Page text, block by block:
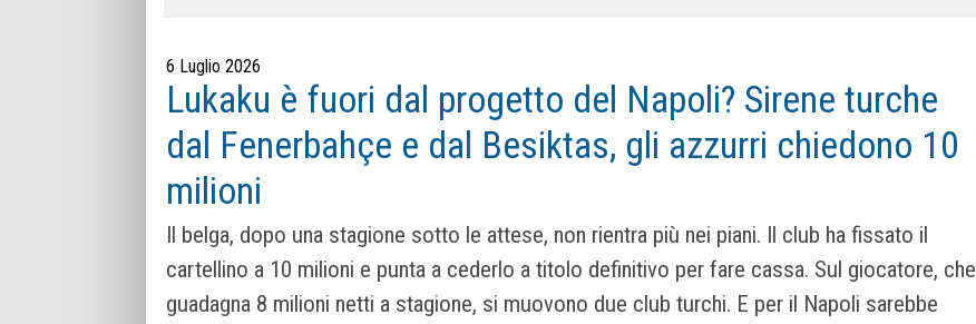
6 Luglio 2026
Lukaku è fuori dal progetto del Napoli? Sirene turche
dal Fenerbahçe e dal Besiktas, gli azzurri chiedono 10
milioni
Il belga, dopo una stagione sotto le attese, non rientra più nei piani. Il club ha fissato il
cartellino a 10 milioni e punta a cederlo a titolo definitivo per fare cassa. Sul giocatore, che
guadagna 8 milioni netti a stagione, si muovono due club turchi. E per il Napoli sarebbe